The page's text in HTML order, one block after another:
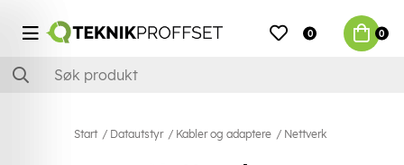
0 0
Start Datautstyr Kabler og adaptere Nettverk